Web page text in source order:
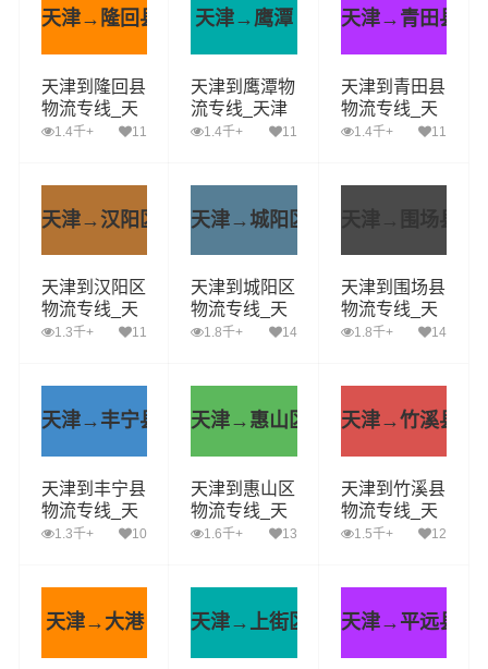
天津→隆回县
天津到隆回县
物流专线_天
津到隆回县货
1.4千+ 11
天津→鹰潭
天津到鹰潭物
流专线_天津
到鹰潭货运公
1.4千+ 11
天津→青田县
天津到青田县
物流专线_天
津到青田县货
1.4千+ 11
天津→汉阳区
天津到汉阳区
物流专线_天
津到汉阳区货
1.3千+ 11
天津→城阳区
天津到城阳区
物流专线_天
津到城阳区货
1.8千+ 14
天津→围场县
天津到围场县
物流专线_天
津到围场县货
1.8千+ 14
天津→丰宁县
天津到丰宁县
物流专线_天
津到丰宁县货
1.3千+ 10
天津→惠山区
天津到惠山区
物流专线_天
津到惠山区货
1.6千+ 13
天津→竹溪县
天津到竹溪县
物流专线_天
津到竹溪县货
1.5千+ 12
天津→大港 天津→上街区 天津→平远县